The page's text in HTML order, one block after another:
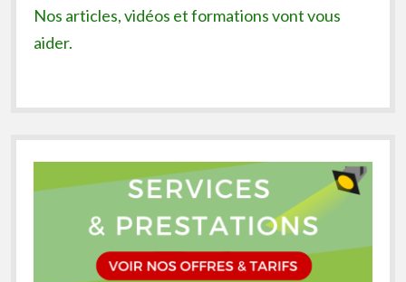
Nos articles, vidéos et formations vont vous
aider.